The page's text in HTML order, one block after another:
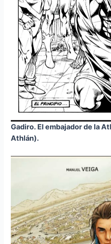
Gadiro. El embajador de la
Athlán).